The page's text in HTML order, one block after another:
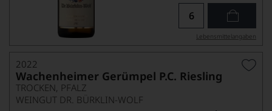
Lebensmittel­angaben
2022
Wachenheimer Gerümpel P.C. Riesling
TROCKEN, PFALZ
WEINGUT DR. BÜRKLIN-WOLF